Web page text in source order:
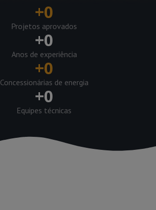
+0
Projetos aprovados
+0
Anos de experiência
+0
Concessionárias de energia
+0
Equipes técnicas